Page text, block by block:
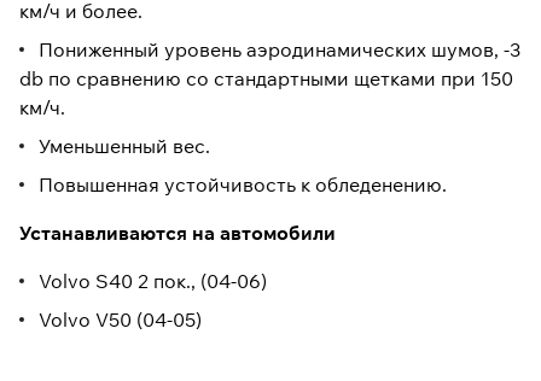
км/ч и более.
Пониженный уровень аэродинамических шумов, -3
db по сравнению со стандартными щетками при 150
км/ч.
Уменьшенный вес.
Повышенная устойчивость к обледенению.
Устанавливаются на автомобили
Volvo S40 2 пок., (04-06)
Volvo V50 (04-05)